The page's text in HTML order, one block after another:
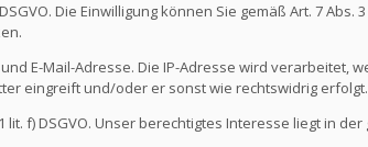
Die Einwilligung können Sie gemäß Art. 7
E-Mail-Adresse. Die IP-Adresse wird
eingreift und/oder er sonst wie rechtswidrig erfolgt.
lit. f) DSGVO. Unser berechtigtes Interesse liegt in